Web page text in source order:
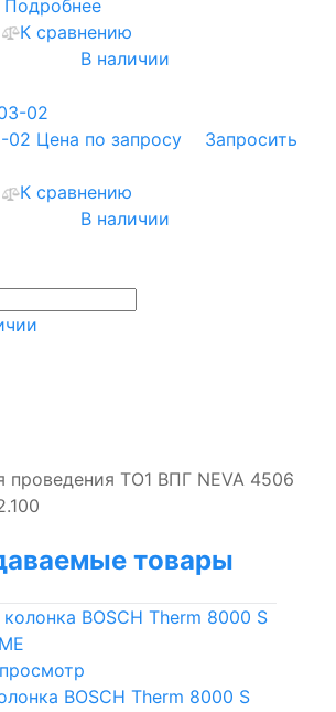
Подробнее
К сравнению
В наличии
02 Цена по запросу
Запросить
К сравнению
В наличии
проведения ТО1 ВПГ NEVA 4506
товары
BOSCH Therm 8000 S